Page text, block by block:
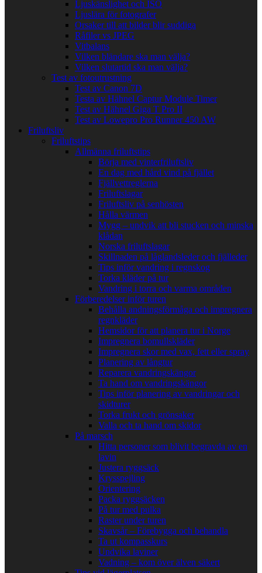
Ljuskänslighet och ISO
Ljuslära för fotografer
Orsaker till att bilder blir suddiga
Råfiler vs JPEG
Vitbalans
Vilken bländare ska man välja?
Vilken slutartid ska man välja?
Test av fotoutrustning
Test av Canon 7D
Testa av Hähnel Captur Module Timer
Test av Hähnel Giga T Pro II
Test av Lowepro Pro Runner 450 AW
Friluftsliv
Friluftstips
Allmänna friluftstips
Börja med vinterfriluftsliv
En dag med hård vind på fjället
Fjällvettreglerna
Friluftslagar
Friluftsliv på senhösten
Hålla värmen
Mygg – undvik att bli stucken och minska
klådan
Norska friluftslagar
Skillnaden på låglandsleder och fjälleder
Tips inför vandring i regnskog
Torka kläder på tur
Vandring i torra och varma områden
Förberedelser inför turen
Behålla andningsförmåga och impregnera
regnkläder
Hemsidor för att planera tur i Norge
Impregnera bomullskläder
Impregnera skor med vax, fett eller spray
Planering av långtur
Reparera vandringskängor
Ta hand om vandringskängor
Tips inför planering av vandringar och
skidturer
Torka frukt och grönsaker
Valla och ta hand om skidor
På marsch
Hitta personer som blivit begravda av en
lavin
Justera ryggsäck
Krysspejling
Orientering
Packa ryggsäcken
På tur med pulka
Raster under turen
Skavsår – Förebygga och behandla
Ta ut kompasskurs
Undvika laviner
Vadning – kom över älven säkert